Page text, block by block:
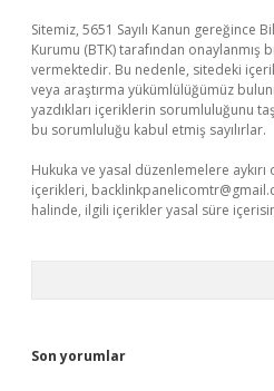
Sitemiz, 5651 Sayılı Kanun gereğince
Kurumu (BTK) tarafından onaylanmış
vermektedir. Bu nedenle, sitedeki
veya araştırma yükümlülüğümüz
yazdıkları içeriklerin sorumluluğunu
bu sorumluluğu kabul etmiş sayılırlar.
Hukuka ve yasal düzenlemelere
içerikleri,
halinde, ilgili içerikler yasal süre
Son yorumlar